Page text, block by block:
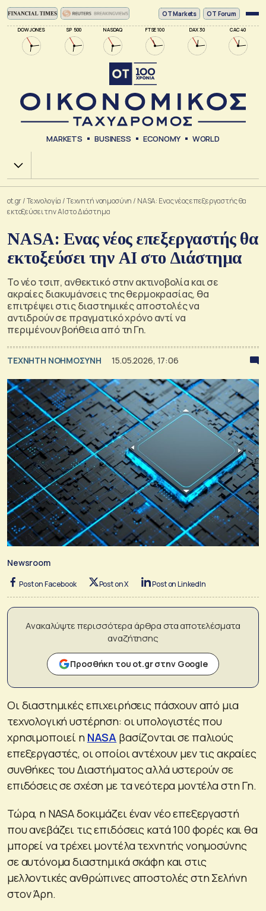
DOW JONES SP 500 NASDAQ FTSE 100 DAX 30 CAC 40
ΟΤ Markets OT Forum
MARKETS BUSINESS ECONOMY WORLD
Χ.Α.
ot.gr/Τεχνολογία /Tεχνητή νοημοσύνη / NASA: Ενας νέος επεξεργαστής θα
εκτοξεύσει την ΑΙ στο Διάστημα
NASA: Ενας νέος επεξεργαστής θα
εκτοξεύσει την ΑΙ στο Διάστημα
To νέο τσιπ, ανθεκτικό στην ακτινοβολία και σε
ακραίες διακυμάνσεις της θερμοκρασίας, θα
επιτρέψει στις διαστημικές αποστολές να
αντιδρούν σε πραγματικό χρόνο αντί να
περιμένουν βοήθεια από τη Γη.
TΕΧΝΗΤΗ ΝΟΗΜΟΣΥΝΗ 15.05.2026, 17:06
Newsroom
Post on Facebook Post on X Post on LinkedIn
Ανακαλύψτε περισσότερα άρθρα στα αποτελέσματα
αναζήτησης
Προσθήκη του ot.gr στην Google
Οι διαστημικές επιχειρήσεις πάσχουν από μια
τεχνολογική υστέρηση: οι υπολογιστές που
χρησιμοποιεί η NASA βασίζονται σε παλιούς
επεξεργαστές, οι οποίοι αντέχουν μεν τις ακραίες
συνθήκες του Διαστήματος αλλά υστερούν σε
επιδόσεις σε σχέση με τα νεότερα μοντέλα στη Γη.
Τώρα, η NASA δοκιμάζει έναν νέο επεξεργαστή
που ανεβάζει τις επιδόσεις κατά 100 φορές και θα
μπορεί να τρέχει μοντέλα τεχνητής νοημοσύνης
σε αυτόνομα διαστημικά σκάφη και στις
μελλοντικές ανθρώπινες αποστολές στη Σελήνη
στον Άρη.